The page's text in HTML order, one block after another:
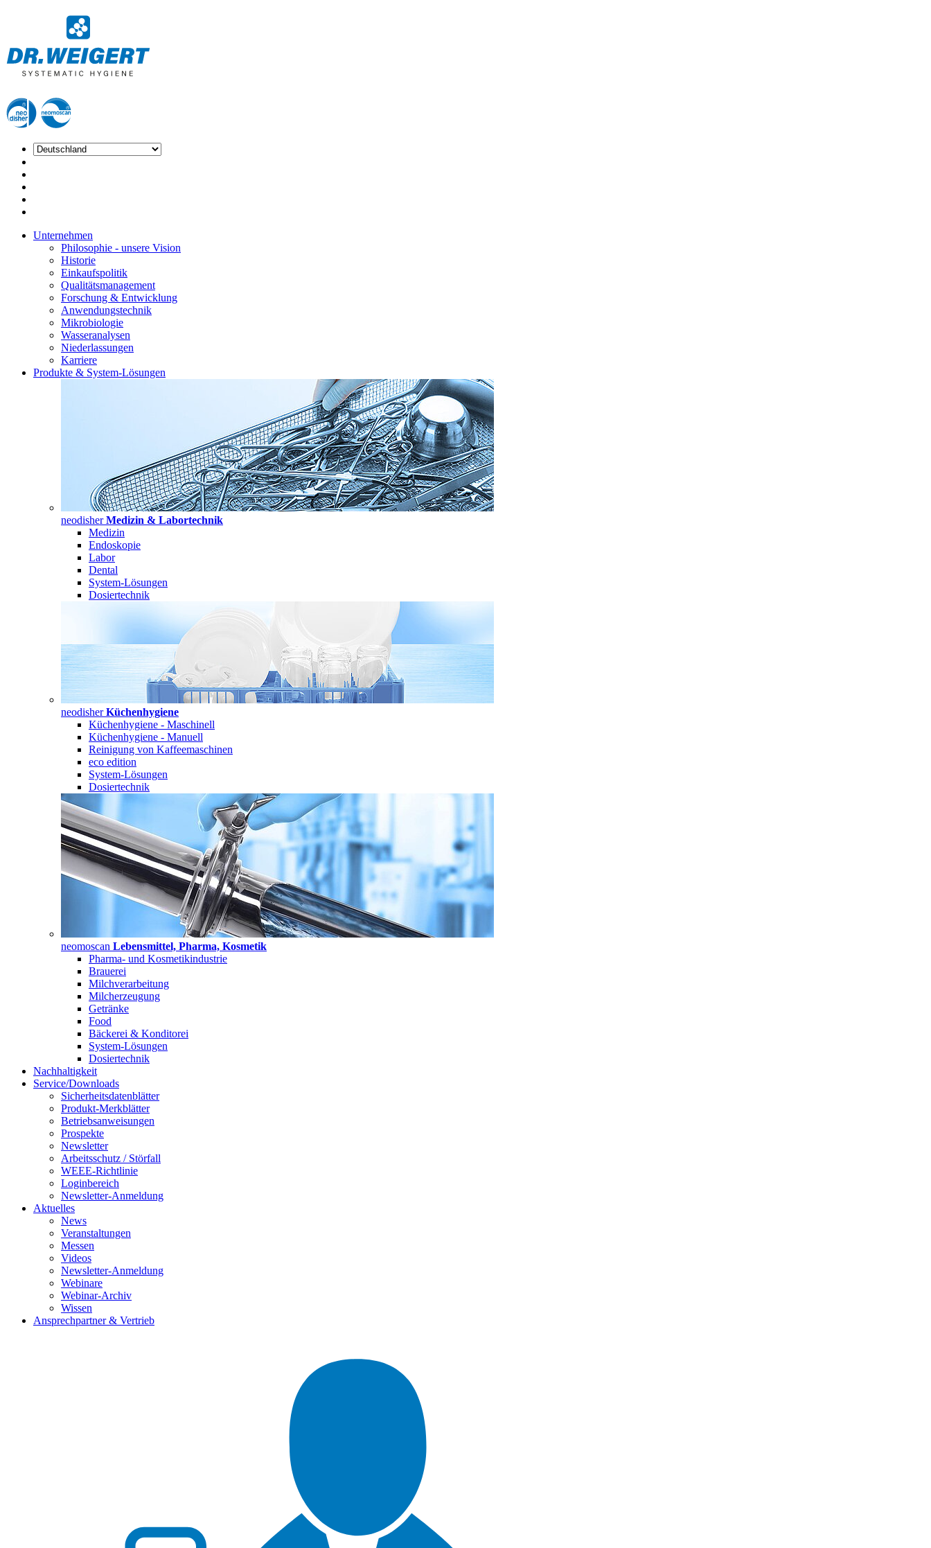
Unternehmen
Philosophie - unsere Vision
Historie
Einkaufspolitik
Qualitätsmanagement
Forschung & Entwicklung
Anwendungstechnik
Mikrobiologie
Wasseranalysen
Niederlassungen
Karriere
Produkte & System-Lösungen
neodisherMedizin & Labortechnik
Medizin
Endoskopie
Labor
Dental
System-Lösungen
Dosiertechnik
neodisherKüchenhygiene
Küchenhygiene - Maschinell
Küchenhygiene - Manuell
Reinigung von Kaffeemaschinen
eco edition
System-Lösungen
Dosiertechnik
neomoscan Lebensmittel, Pharma, Kosmetik
Pharma- und Kosmetikindustrie
Brauerei
Milchverarbeitung
Milcherzeugung
Getränke
Food
Bäckerei & Konditorei
System-Lösungen
Dosiertechnik
Nachhaltigkeit
Service/Downloads
Sicherheitsdatenblätter
Produkt-Merkblätter
Betriebsanweisungen
Prospekte
Newsletter
Arbeitsschutz / Störfall
WEEE-Richtlinie
Loginbereich
Newsletter-Anmeldung
Aktuelles
News
Veranstaltungen
Messen
Videos
Newsletter-Anmeldung
Webinare
Webinar-Archiv
Wissen
Ansprechpartner & Vertrieb